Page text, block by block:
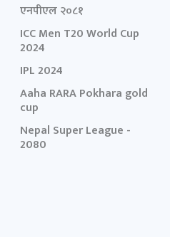
एनपीएल २०८१
ICC Men T20 World Cup
2024
IPL 2024
Aaha RARA Pokhara gold
cup
Nepal Super League -
2080